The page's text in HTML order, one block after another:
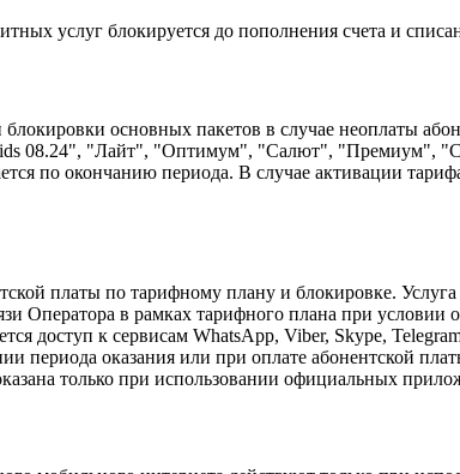
услуг блокируется до пополнения счета и
основных пакетов в случае неоплаты
"Лайт", "Оптимум", "Салют", "Премиум",
по окончанию периода. В случае активации
платы по тарифному плану и блокировке.
Оператора в рамках тарифного плана при
доступ к сервисам WhatsApp, Viber, Skype,
периода оказания или при оплате абонентской
только при использовании официальных